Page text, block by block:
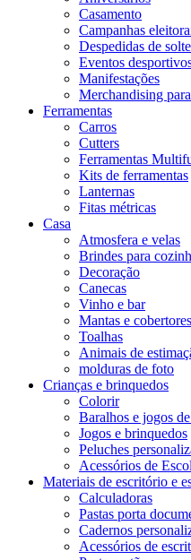
Casamento
Campanhas
Despedidas de
Eventos
Manifestações
Merchandising
Ferramentas
Carros
Cutters
Ferramentas
Kits de ferramentas
Lanternas
Fitas métricas
Casa
Atmosfera e velas
Brindes para
Decoração
Canecas
Vinho e bar
Mantas e cobertores
Toalhas
Animais de
molduras de foto
Crianças e brinquedos
Colorir
Baralhos e jogos de
Jogos e brinquedos
Peluches
Acessórios de
Materiais de escritório e
Calculadoras
Pastas porta
Cadernos
Acessórios de